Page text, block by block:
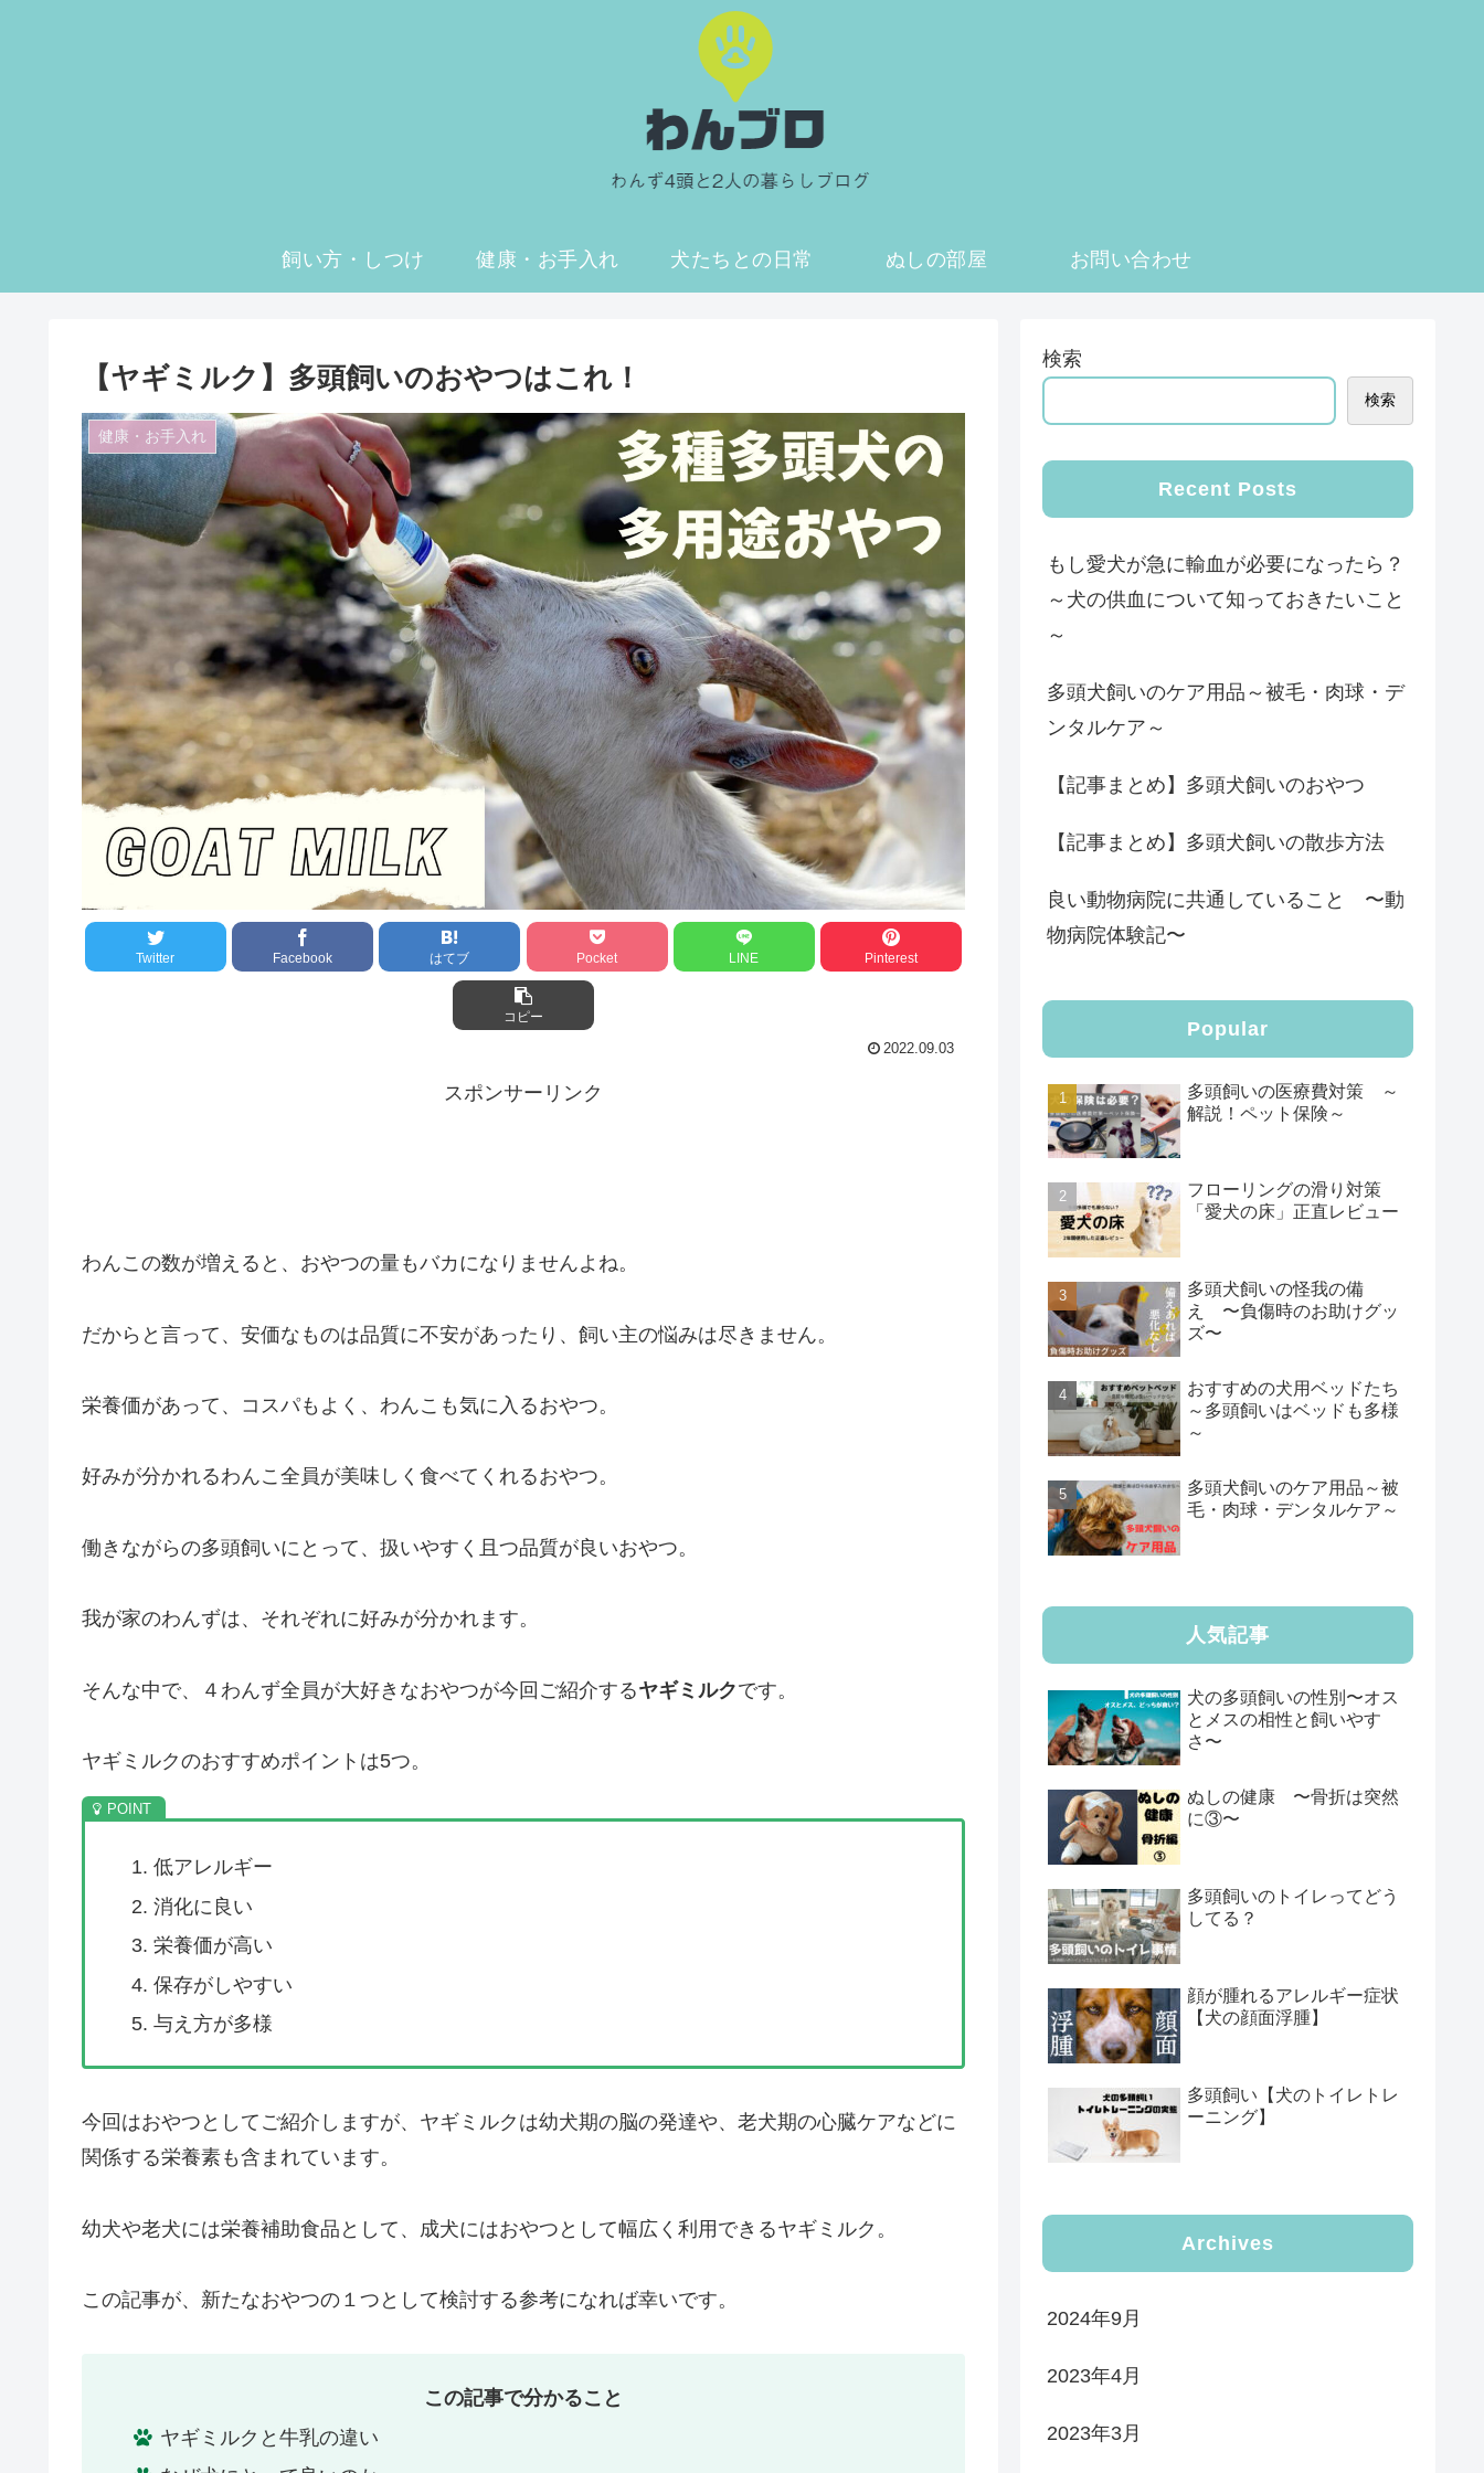
飼い方・しつけ 健康・お手入れ 犬たちとの日常 ぬしの部屋 お問い合わせ
【ヤギミルク】多頭飼いのおやつはこれ！
健康・お手入れ
Twitter Facebook はてブ Pocket LINE Pinterest
コピー
2022.09.03
スポンサーリンク
わんこの数が増えると、おやつの量もバカになりませんよね。
だからと言って、安価なものは品質に不安があったり、飼い主の悩みは尽きません。
栄養価があって、コスパもよく、わんこも気に入るおやつ。
好みが分かれるわんこ全員が美味しく食べてくれるおやつ。
働きながらの多頭飼いにとって、扱いやすく且つ品質が良いおやつ。
我が家のわんずは、それぞれに好みが分かれます。
そんな中で、４わんず全員が大好きなおやつが今回ご紹介するヤギミルクです。
ヤギミルクのおすすめポイントは5つ。
低アレルギー
消化に良い
栄養価が高い
保存がしやすい
与え方が多様
今回はおやつとしてご紹介しますが、ヤギミルクは幼犬期の脳の発達や、老犬期の心臓ケアなどに
関係する栄養素も含まれています。
幼犬や老犬には栄養補助食品として、成犬にはおやつとして幅広く利用できるヤギミルク。
この記事が、新たなおやつの１つとして検討する参考になれば幸いです。
この記事で分かること
ヤギミルクと牛乳の違い
検索
検索
Recent Posts
もし愛犬が急に輸血が必要になったら？
～犬の供血について知っておきたいこと
～
多頭犬飼いのケア用品～被毛・肉球・デ
ンタルケア～
【記事まとめ】多頭犬飼いのおやつ
【記事まとめ】多頭犬飼いの散歩方法
良い動物病院に共通していること 〜動
物病院体験記〜
Popular
多頭飼いの医療費対策 ～
解説！ペット保険～
フローリングの滑り対策
「愛犬の床」正直レビュー
多頭犬飼いの怪我の備
え 〜負傷時のお助けグッ
ズ〜
おすすめの犬用ベッドたち
～多頭飼いはベッドも多様
～
多頭犬飼いのケア用品～被
毛・肉球・デンタルケア～
人気記事
犬の多頭飼いの性別〜オス
とメスの相性と飼いやす
さ〜
ぬしの健康 〜骨折は突然
に③〜
多頭飼いのトイレってどう
してる？
顔が腫れるアレルギー症状
【犬の顔面浮腫】
多頭飼い【犬のトイレトレ
ーニング】
Archives
2024年9月
2023年4月
2023年3月